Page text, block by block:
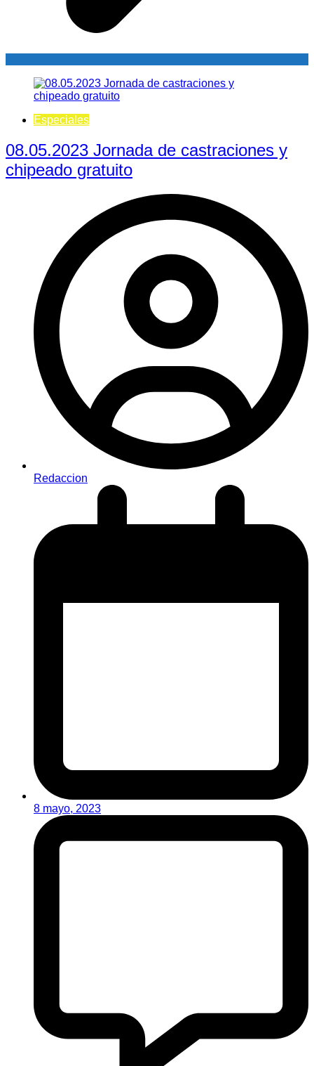
Especiales
08.05.2023 Jornada de castraciones y
chipeado gratuito
Redaccion
8 mayo, 2023